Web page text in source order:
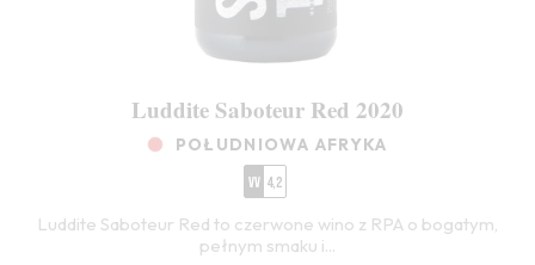
Luddite Saboteur Red 2020
POŁUDNIOWA AFRYKA
VV 4,2
Luddite Saboteur Red to czerwone wino z RPA o bogatym,
pełnym smaku i...